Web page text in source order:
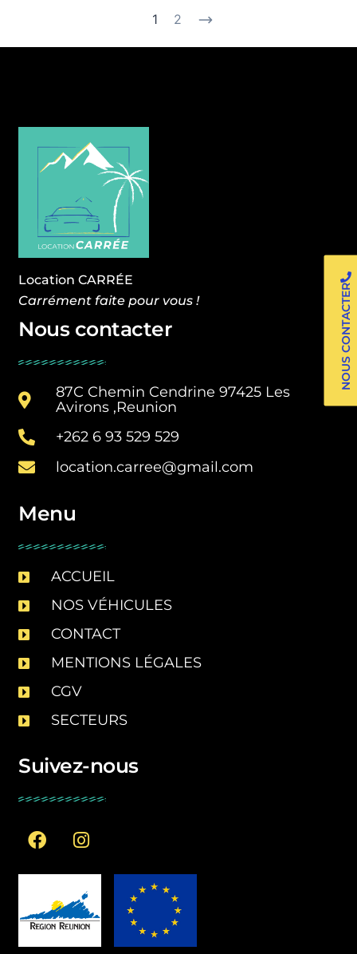
1 2
NOUS CONTACTER
Location CARRÉE
Carrément faite pour vous !
Nous contacter
87C Chemin Cendrine 97425 Les
Avirons ,Reunion
+262 6 93 529 529
location.carree@gmail.com
Menu
ACCUEIL
NOS VÉHICULES
CONTACT
MENTIONS LÉGALES
CGV
SECTEURS
Suivez-nous